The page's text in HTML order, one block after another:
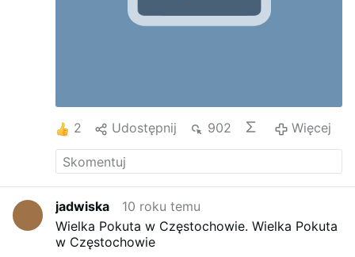
2 Udostępnij 902 Więcej
jadwiska
10 roku temu
Wielka Pokuta w Częstochowie. Wielka Pokuta
w Częstochowie